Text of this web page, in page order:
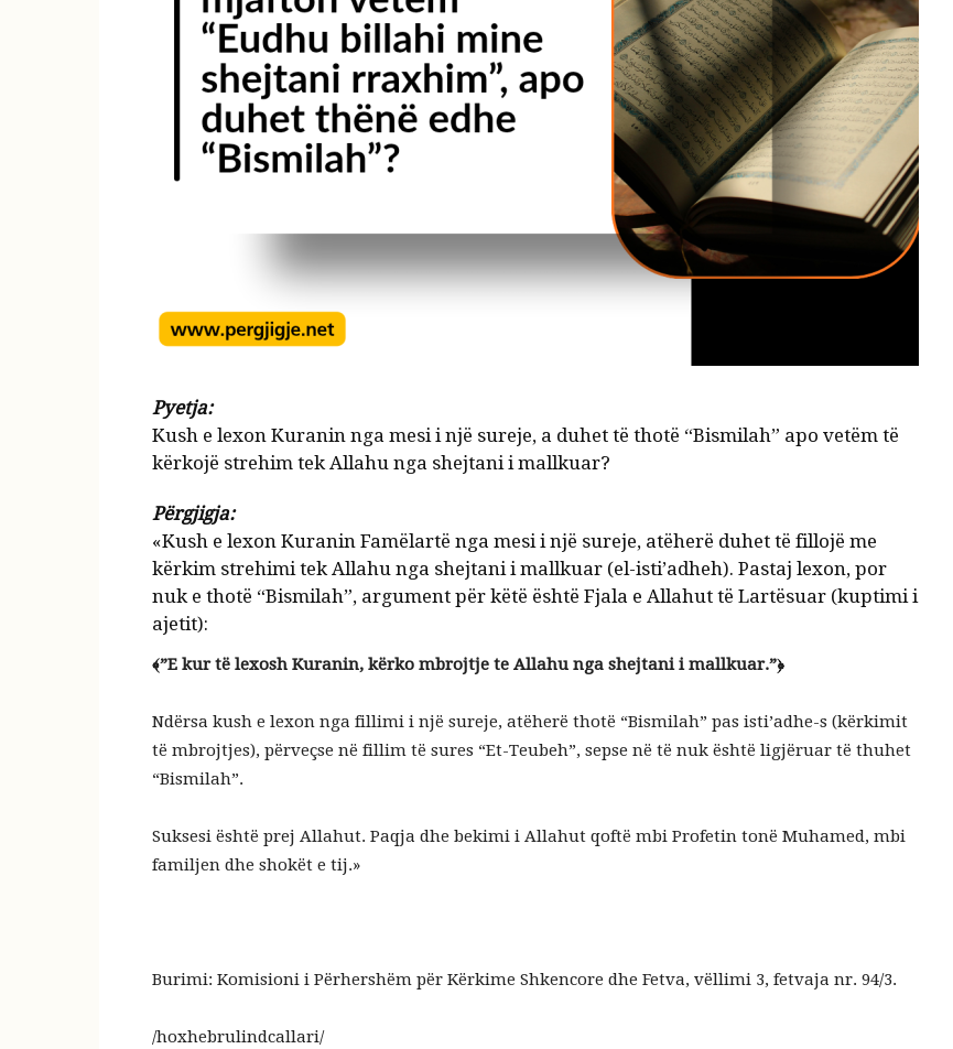
Pyetja:
Kush e lexon Kuranin nga mesi i një sureje, a duhet të thotë “Bismilah” apo vetëm të
kërkojë strehim tek Allahu nga shejtani i mallkuar?
Përgjigja:
«Kush e lexon Kuranin Famëlartë nga mesi i një sureje, atëherë duhet të fillojë me
kërkim strehimi tek Allahu nga shejtani i mallkuar (el-isti’adheh). Pastaj lexon, por
nuk e thotë “Bismilah”, argument për këtë është Fjala e Allahut të Lartësuar (kuptimi i
ajetit):
﴾”E kur të lexosh Kuranin, kërko mbrojtje te Allahu nga shejtani i mallkuar.”﴿
Ndërsa kush e lexon nga fillimi i një sureje, atëherë thotë “Bismilah” pas isti’adhe-s (kërkimit
të mbrojtjes), përveçse në fillim të sures “Et-Teubeh”, sepse në të nuk është ligjëruar të thuhet
“Bismilah”.
Suksesi është prej Allahut. Paqja dhe bekimi i Allahut qoftë mbi Profetin tonë Muhamed, mbi
familjen dhe shokët e tij.»
Burimi: Komisioni i Përhershëm për Kërkime Shkencore dhe Fetva, vëllimi 3, fetvaja nr. 94/3.
/hoxhebrulindcallari/